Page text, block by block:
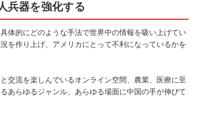
兵器を強化する
体的にどのような手法で世界中の情報を吸い上げてい
を作り上げ、アメリカにとって不利になっているかを
交流を楽しんでいるオンライン空間、農業、医療に至
あらゆるジャンル、あらゆる場面に中国の手が伸びて